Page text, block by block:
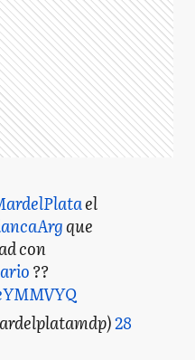
el
que
con
??
28